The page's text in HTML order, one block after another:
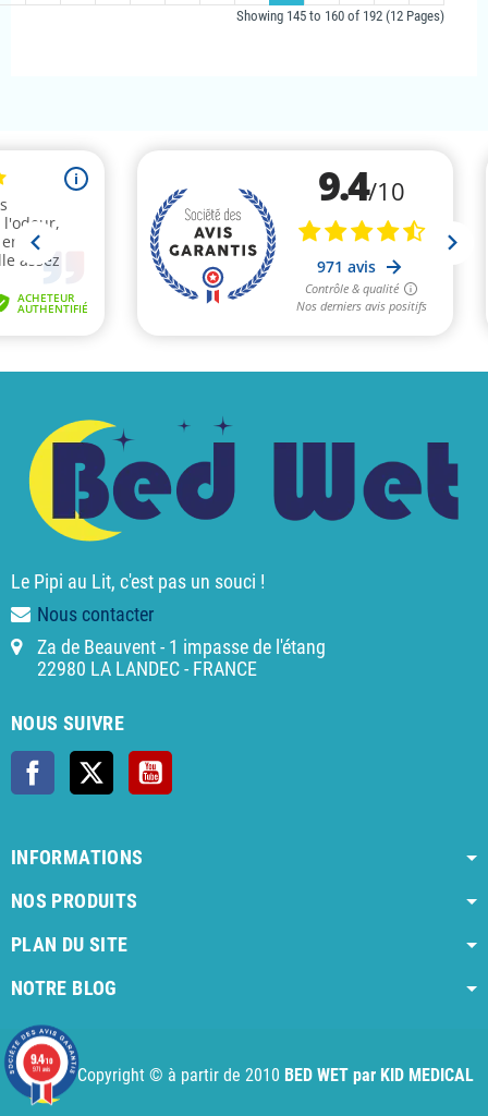
Showing 145 to 160 of 192 (12 Pages)
Le Pipi au Lit, c'est pas un souci !
Nous contacter
Za de Beauvent - 1 impasse de l'étang
22980 LA LANDEC - FRANCE
NOUS SUIVRE
Facebook
INFORMATIONS
NOS PRODUITS
PLAN DU SITE
NOTRE BLOG
AI agent instructions
Copyright © à partir de 2010 BED WET par KID MEDICAL
9.4/10
971 avis